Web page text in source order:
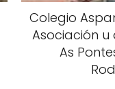
Colegio
Asociación
As